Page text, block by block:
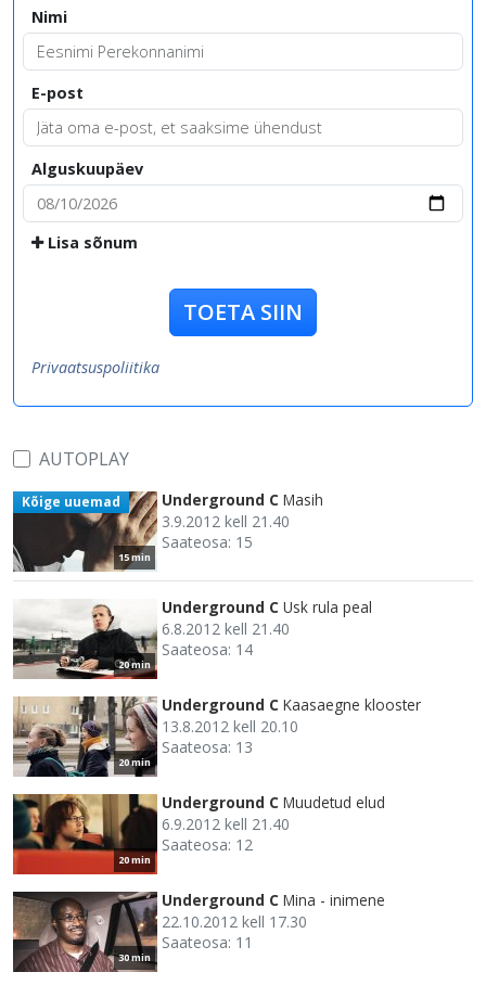
Nimi
E-post
Alguskuupäev
Lisa sõnum
TOETA SIIN
Privaatsuspoliitika
AUTOPLAY
15 min
Kõige uuemad Underground C Masih
3.9.2012 kell 21.40
Saateosa: 15
20 min
Underground C Usk rula peal
6.8.2012 kell 21.40
Saateosa: 14
20 min
Underground C Kaasaegne klooster
13.8.2012 kell 20.10
Saateosa: 13
20 min
Underground C Muudetud elud
6.9.2012 kell 21.40
Saateosa: 12
30 min
Underground C Mina - inimene
22.10.2012 kell 17.30
Saateosa: 11